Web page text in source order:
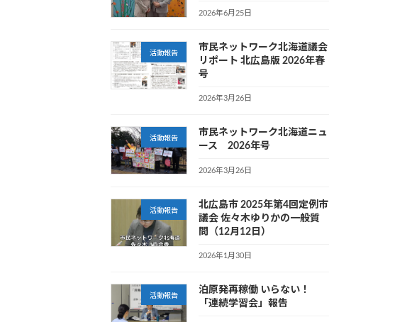
2026年6月25日
活動報告
市民ネットワーク北海道議会
リポート 北広島版 2026年春
号
2026年3月26日
活動報告
市民ネットワーク北海道ニュ
ース 2026年号
2026年3月26日
活動報告
北広島市 2025年第4回定例市
議会 佐々木ゆりかの一般質
問（12月12日）
2026年1月30日
活動報告
泊原発再稼働 いらない！
「連続学習会」報告